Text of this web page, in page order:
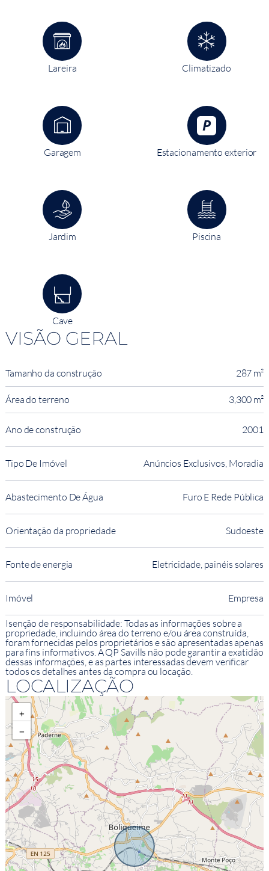
Lareira Climatizado
Garagem Estacionamento exterior
Jardim Piscina
Cave
VISÃO GERAL
Tamanho da construção 287 m²
Área do terreno 3,300 m²
Ano de construção 2001
Tipo De Imóvel Anúncios Exclusivos, Moradia
Abastecimento De Água Furo E Rede Pública
Orientação da propriedade Sudoeste
Fonte de energia Eletricidade, painéis solares
Imóvel Empresa
Isenção de responsabilidade: Todas as informações sobre a
propriedade, incluindo área do terreno e/ou área construída,
foram fornecidas pelos proprietários e são apresentadas apenas
para fins informativos. A QP Savills não pode garantir a exatidão
dessas informações, e as partes interessadas devem verificar
todos os detalhes antes da compra ou locação.
LOCALIZAÇÃO
+
−